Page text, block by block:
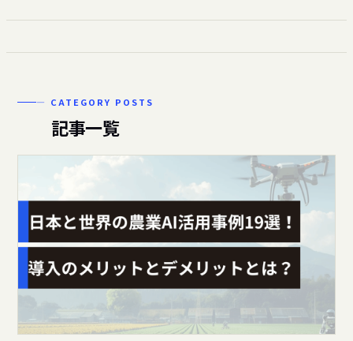
— CATEGORY POSTS
記事一覧